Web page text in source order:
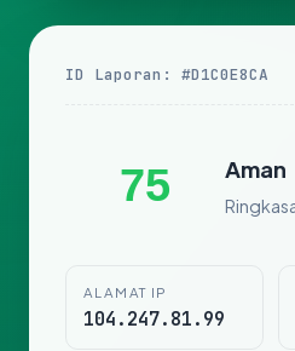
ID Laporan: #D1C0E8CA
75 Aman
ALAMAT IP
104.247.81.99